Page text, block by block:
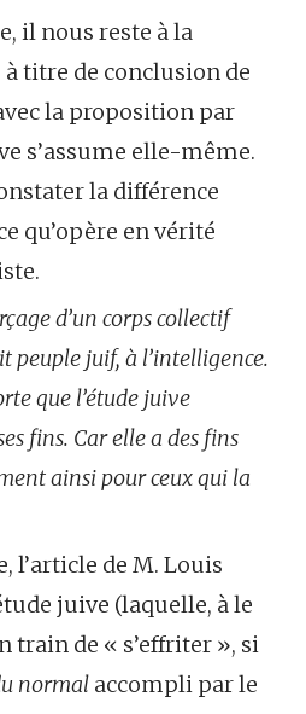
il nous reste à la
titre de conclusion de
la proposition par
s’assume elle-même.
la différence
qu’opère en vérité
d’un corps collectif
peuple juif, à l’intelligence.
que l’étude juive
fins. Car elle a des fins
ainsi pour ceux qui la
l’article de M. Louis
juive (laquelle, à le
train de « s’effriter », si
normal accompli par le